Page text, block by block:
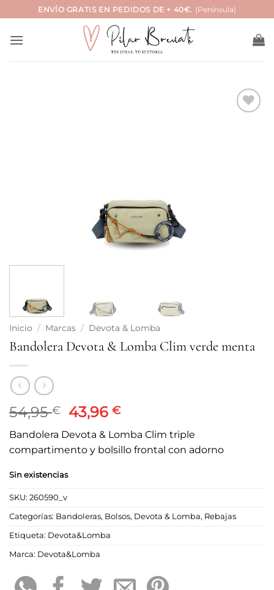
al
contenido
ENVÍO GRATIS EN PEDIDOS DE + 40€. (Península)
Inicio / Marcas / Devota & Lomba
Bandolera Devota & Lomba Clim verde menta
54,95€
El
precio
original
era:
54,95 €.
43,96€El
precio
actual
es:
Bandolera Devota & Lomba Clim triple
compartimento y bolsillo frontal con adorno
Sin existencias
SKU: 260590_v
Categorías: Bandoleras, Bolsos, Devota & Lomba, Rebajas
Etiqueta: Devota&Lomba
Marca: Devota&Lomba